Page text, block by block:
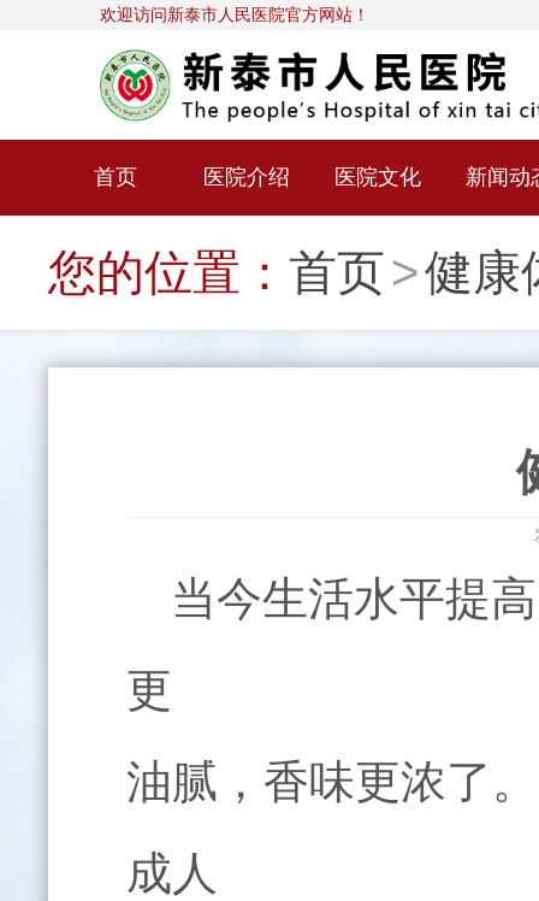
欢迎访问新泰市人民医院官方网站！
首页 医院介绍 医院文化 新闻动
您的位置： 首页>健康
当今生活水平提
更
油腻，香味更浓了
成人